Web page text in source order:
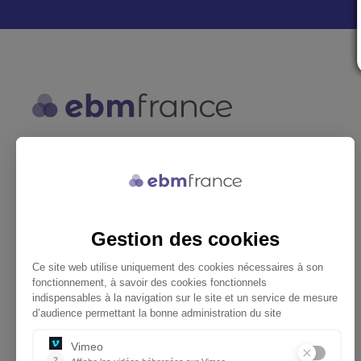
connaissances médicales gratuite
adaptée à la pratique de la médecine